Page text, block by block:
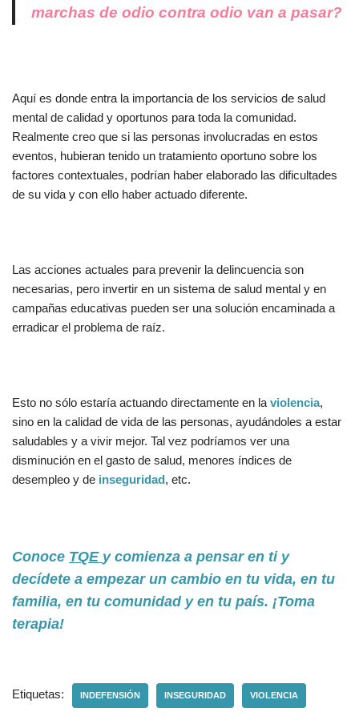
marchas de odio contra odio van a pasar?
Aquí es donde entra la importancia de los servicios de salud
mental de calidad y oportunos para toda la comunidad.
Realmente creo que si las personas involucradas en estos
eventos, hubieran tenido un tratamiento oportuno sobre los
factores contextuales, podrían haber elaborado las dificultades
de su vida y con ello haber actuado diferente.
Las acciones actuales para prevenir la delincuencia son
necesarias, pero invertir en un sistema de salud mental y en
campañas educativas pueden ser una solución encaminada a
erradicar el problema de raíz.
Esto no sólo estaría actuando directamente en la violencia,
sino en la calidad de vida de las personas, ayudándoles a estar
saludables y a vivir mejor. Tal vez podríamos ver una
disminución en el gasto de salud, menores índices de
desempleo y de inseguridad, etc.
Conoce TQE y comienza a pensar en ti y
decídete a empezar un cambio en tu vida, en tu
familia, en tu comunidad y en tu país. ¡Toma
terapia!
Etiquetas: INDEFENSIÓN INSEGURIDAD VIOLENCIA